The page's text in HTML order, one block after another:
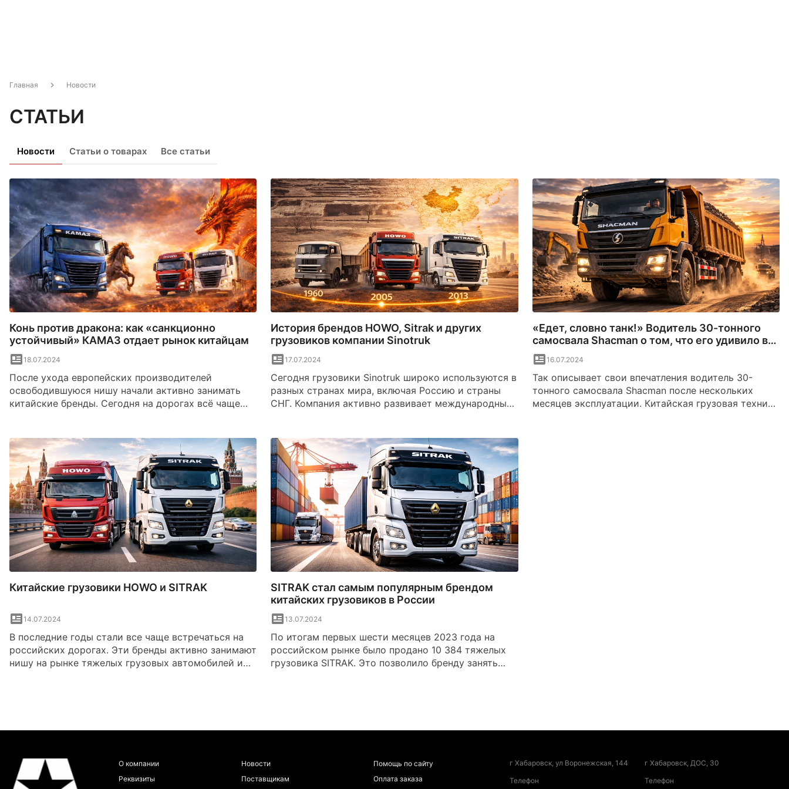
Главная Новости
СТАТЬИ
Новости Статьи о товарах Все статьи
Конь против дракона: как «санкционно
устойчивый» КАМАЗ отдает рынок китайцам
18.07.2024
После ухода европейских производителей
освободившуюся нишу начали активно занимать
китайские бренды. Сегодня на дорогах всё чаще
увеличивают свою долю рынка.
История брендов HOWO, Sitrak и других
грузовиков компании Sinotruk
17.07.2024
Сегодня грузовики Sinotruk широко используются в
разных странах мира, включая Россию и страны
СНГ. Компания активно развивает международные
самосвалов и специализированных грузовых
шасси.
«Едет, словно танк!» Водитель 30-тонного
самосвала Shacman о том, что его удивило в
китайском грузовике.
16.07.2024
Так описывает свои впечатления водитель 30-
тонного самосвала Shacman после нескольких
месяцев эксплуатации. Китайская грузовая техника
Китайские грузовики HOWO и SITRAK
14.07.2024
В последние годы стали все чаще встречаться на
российских дорогах. Эти бренды активно занимают
нишу на рынке тяжелых грузовых автомобилей и
агрегатов и адаптация автомобилей к российским
SITRAK стал самым популярным брендом
китайских грузовиков в России
13.07.2024
По итогам первых шести месяцев 2023 года на
российском рынке было продано 10 384 тяжелых
грузовика SITRAK. Это позволило бренду занять
О компании
Реквизиты
Новости
Поставщикам
Помощь по сайту
Оплата заказа
г Хабаровск, ул Воронежская, 144
Телефон
г Хабаровск, ДОС, 30
Телефон